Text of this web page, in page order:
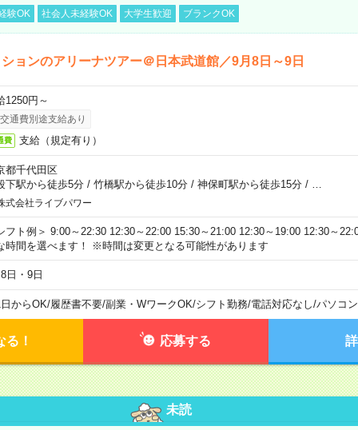
験OK 社会人未経験OK 大学生歓迎 ブランクOK
ョンのアリーナツアー＠日本武道館／9月8日～9日
1250円～
交通費別途支給あり
費 支給（規定有り）
都千代田区
下駅から徒歩5分/ 竹橋駅から徒歩10分/ 神保町駅から徒歩15分/
式会社ライブパワー
フト例＞ 9:00～22:30 12:30～22:00 15:30～21:00 12:30～19:00 12:30～
時間を選べます！ ※時間は変更となる可能性があります
日・9日
からOK/履歴書不要/副業・WワークOK/シフト勤務/電話対応なし/パソコ
る！ 応募する
未読